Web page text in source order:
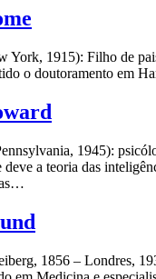
York, 1915): Filho de
o doutoramento em
1945):
deve a teoria das
1856 – Londres,